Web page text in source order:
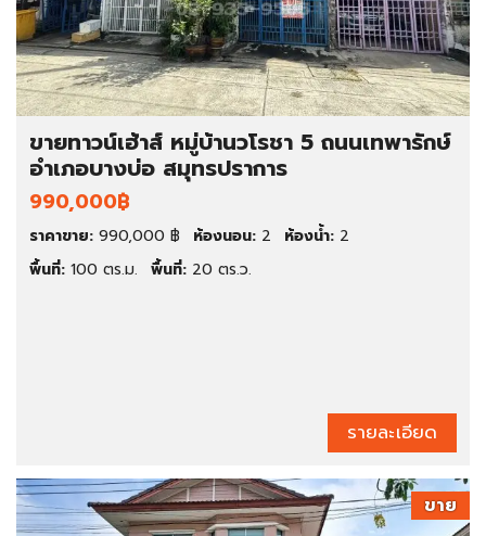
ขายทาวน์เฮ้าส์ หมู่บ้านวโรชา 5 ถนนเทพารักษ์
อำเภอบางบ่อ สมุทรปราการ
990,000฿
ราคาขาย: 990,000 ฿ ห้องนอน: 2 ห้องน้ำ: 2
พื้นที่: 100 ตร.ม. พื้นที่: 20 ตร.ว.
รายละเอียด
ขาย